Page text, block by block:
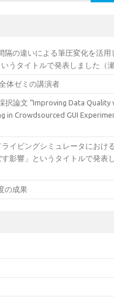
隔の違いによる筆圧変化を活用
うタイトルで発表しました（瀬
体ゼミの講演者
択論文 “Improving Data Quality
in Crowdsourced GUI
イビングシミュレータにおけ
影響」というタイトルで発表
の成果